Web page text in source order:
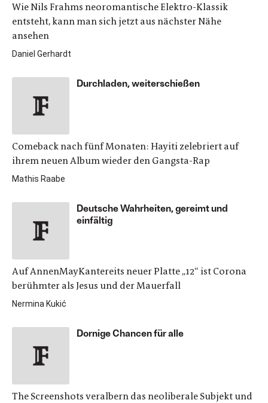
Wie Nils Frahms neoromantische Elektro-Klassik
entsteht, kann man sich jetzt aus nächster Nähe
ansehen
Daniel Gerhardt
Durchladen, weiterschießen
Comeback nach fünf Monaten: Hayiti zelebriert auf
ihrem neuen Album wieder den Gangsta-Rap
Mathis Raabe
Deutsche Wahrheiten, gereimt und
einfältig
Auf AnnenMayKantereits neuer Platte „12“ ist Corona
berühmter als Jesus und der Mauerfall
Nermina Kukić
Dornige Chancen für alle
The Screenshots veralbern das neoliberale Subjekt und